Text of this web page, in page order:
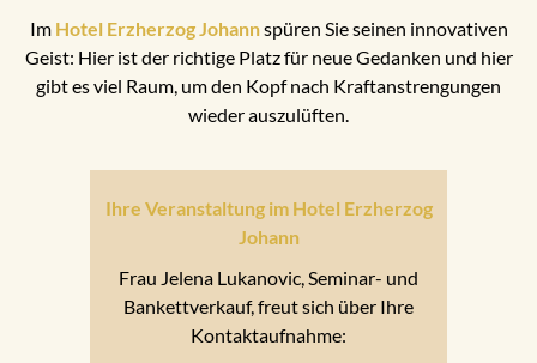
Im Hotel Erzherzog Johannspüren Sie seinen innovativen
Geist: Hier ist der richtige Platz für neue Gedanken und hier
gibt es viel Raum, um den Kopf nach Kraftanstrengungen
wieder auszulüften.
Ihre Veranstaltung im Hotel Erzherzog
Johann
Frau Jelena Lukanovic, Seminar- und
Bankettverkauf, freut sich über Ihre
Kontaktaufnahme: